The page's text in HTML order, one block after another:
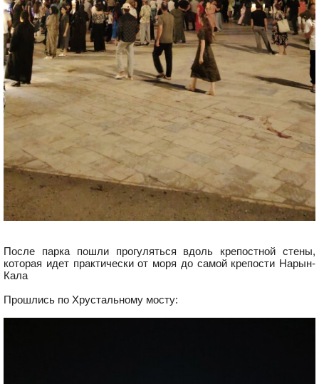
После парка пошли прогуляться вдоль крепостной стены,
которая идет практически от моря до самой крепости Нарын-
Кала
Прошлись по Хрустальному мосту: